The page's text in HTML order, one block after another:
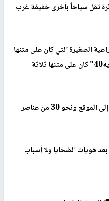
تقل سياحاً بأخرى خفيفة غرب
الصغيرة التي كان على متنها
شخصان بطائرة سياح من طراز "دي أيه40" كان على متنها ثلاثة
وتم إرسال نحو خمسين عنصر إطفاء إلى الموقع ونحو 30 من عناصر
هويات الضحايا ولا أسباب